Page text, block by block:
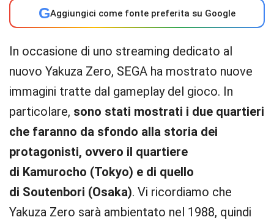
GAggiungici come fonte preferita su Google
In occasione di uno streaming dedicato al
nuovo Yakuza Zero, SEGA ha mostrato nuove
immagini tratte dal gameplay del gioco. In
particolare, sono stati mostrati i due quartieri
che faranno da sfondo alla storia dei
protagonisti, ovvero il quartiere
di Kamurocho (Tokyo) e di quello
di Soutenbori (Osaka). Vi ricordiamo che
Yakuza Zero sarà ambientato nel 1988, quindi